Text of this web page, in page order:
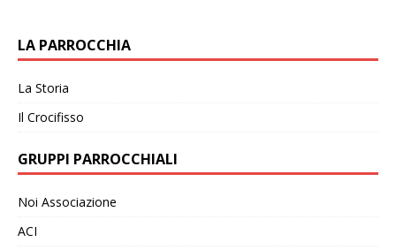
LA PARROCCHIA
La Storia
Il Crocifisso
GRUPPI PARROCCHIALI
Noi Associazione
ACI